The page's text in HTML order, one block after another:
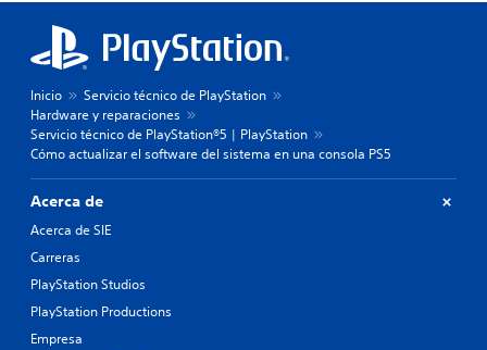
Inicio
Servicio técnico de PlayStation
Hardware y reparaciones
Servicio técnico de PlayStation®5 | PlayStation
Cómo actualizar el software del sistema en una consola PS5
Acerca de
Acerca de SIE
Carreras
PlayStation Studios
PlayStation Productions
Empresa